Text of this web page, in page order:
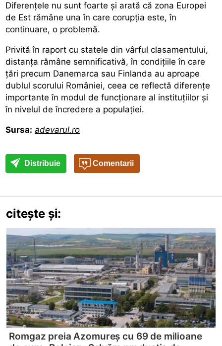
Diferențele nu sunt foarte şi arată că zona Europei
de Est rămâne una în care corupția este, în
continuare, o problemă.
Privită în raport cu statele din vârful clasamentului,
distanța rămâne semnificativă, în condițiile în care
țări precum Danemarca sau Finlanda au aproape
dublul scorului României, ceea ce reflectă diferențe
importante în modul de funcționare al instituțiilor și
în nivelul de încredere a populaţiei.
Sursa: adevarul.ro
Distribuie Comentarii
citește și:
Romgaz preia Azomureș cu 69 de milioane